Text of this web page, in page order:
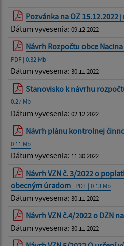
Pozvánka na OZ 15.12.2022 |
Dátum vyvesenia: 09.12.2022
Návrh Rozpočtu obce
PDF | 0.32 Mb
Dátum vyvesenia: 30.11.2022
Stanovisko k návrhu
0.27 Mb
Dátum vyvesenia: 02.12.2022
Návrh plánu kontrolnej
0.11 Mb
Dátum vyvesenia: 11.30.2022
Návrh VZN č. 3/2022 o
obecným úradom | PDF | 0.13 Mb
Dátum vyvesenia: 30.11.2022
Návrh VZN č.4/2022 o DZN
Dátum vyvesenia: 30.11.2022